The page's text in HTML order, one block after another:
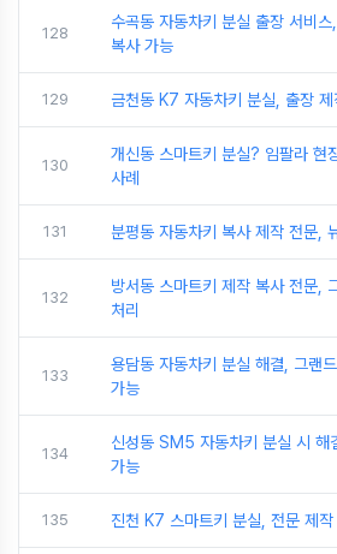
128
수곡동 자동차키 분실 출장 서비
복사 가능
129 금천동 K7 자동차키 분실, 출장 제
130
개신동 스마트키 분실? 임팔라 현
사례
131 분평동 자동차키 복사 제작 전문,
132
방서동 스마트키 제작 복사 전문,
처리
133
용담동 자동차키 분실 해결, 그랜
가능
134
신성동 SM5 자동차키 분실 시 해
가능
135 진천 K7 스마트키 분실, 전문 제